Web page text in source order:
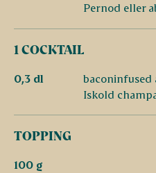
Pernod eller
1 COCKTAIL
0,3 dl
baconinfused
Iskold
TOPPING
100 g